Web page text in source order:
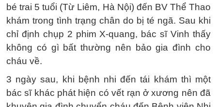
bé trai 5 tuổi (Từ Liêm, Hà Nội) đến BV Thể Thao
khám trong tình trạng chân do bị té ngã. Sau khi
chỉ định chụp 2 phim X-quang, bác sĩ Vinh thấy
không có gì bất thường nên bảo gia đình cho
cháu về.
3 ngày sau, khi bệnh nhi đến tái khám thì một
bác sĩ khác phát hiện có vết rạn ở xương nên đã